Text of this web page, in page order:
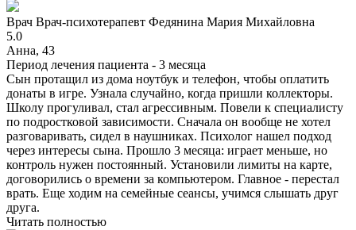
Врач Врач-психотерапевт Федянина Мария Михайловна
5.0
Анна, 43
Период лечения пациента - 3 месяца
Сын протащил из дома ноутбук и телефон, чтобы оплатить
донаты в игре. Узнала случайно, когда пришли коллекторы.
Школу прогуливал, стал агрессивным. Повели к специалисту
по подростковой зависимости. Сначала он вообще не хотел
разговаривать, сидел в наушниках. Психолог нашел подход
через интересы сына. Прошло 3 месяца: играет меньше, но
контроль нужен постоянный. Установили лимиты на карте,
договорились о времени за компьютером. Главное - перестал
врать. Еще ходим на семейные сеансы, учимся слышать друг
друга.
Читать полностью